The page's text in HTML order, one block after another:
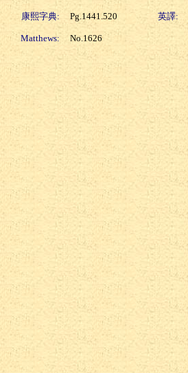
康熙字典: Pg.1441.520 英譯:
Matthews: No.1626